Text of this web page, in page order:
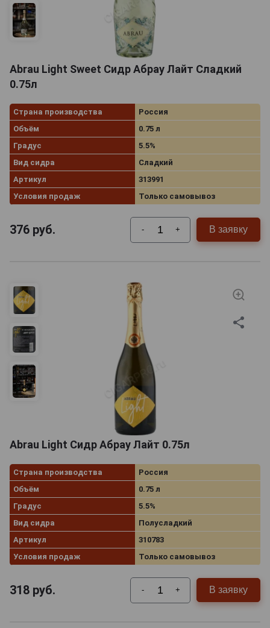
Abrau Light Sweet Сидр Абрау Лайт Сладкий
0.75л
Страна производства
Россия
Объём
0.75 л
Градус
5.5%
Вид сидра
Сладкий
Артикул
313991
Условия продаж
Только самовывоз
376 руб. - + В заявку
Abrau Light Сидр Абрау Лайт 0.75л
Страна производства
Россия
Объём
0.75 л
Градус
5.5%
Вид сидра
Полусладкий
Артикул
310783
Условия продаж
Только самовывоз
318 руб. - + В заявку